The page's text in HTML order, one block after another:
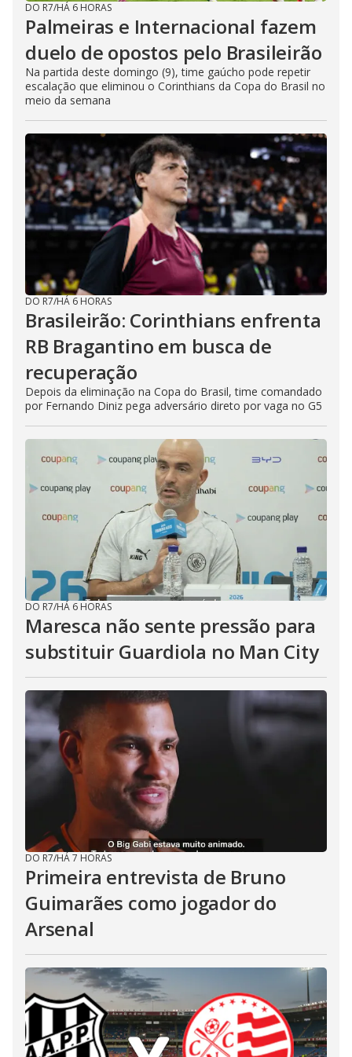
DO R7/HÁ 6 HORAS
Palmeiras e Internacional fazem
duelo de opostos pelo Brasileirão
Na partida deste domingo (9), time gaúcho pode repetir
escalação que eliminou o Corinthians da Copa do Brasil no
meio da semana
DO R7/HÁ 6 HORAS
Brasileirão: Corinthians enfrenta
RB Bragantino em busca de
recuperação
Depois da eliminação na Copa do Brasil, time comandado
por Fernando Diniz pega adversário direto por vaga no G5
DO R7/HÁ 6 HORAS
Maresca não sente pressão para
substituir Guardiola no Man City
DO R7/HÁ 7 HORAS
Primeira entrevista de Bruno
Guimarães como jogador do
Arsenal